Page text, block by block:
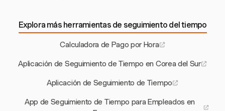
Explora más herramientas de seguimiento del tiempo
Calculadora de Pago por Hora
Aplicación de Seguimiento de Tiempo en Corea del Sur
Aplicación de Seguimiento de Tiempo
App de Seguimiento de Tiempo para Empleados en